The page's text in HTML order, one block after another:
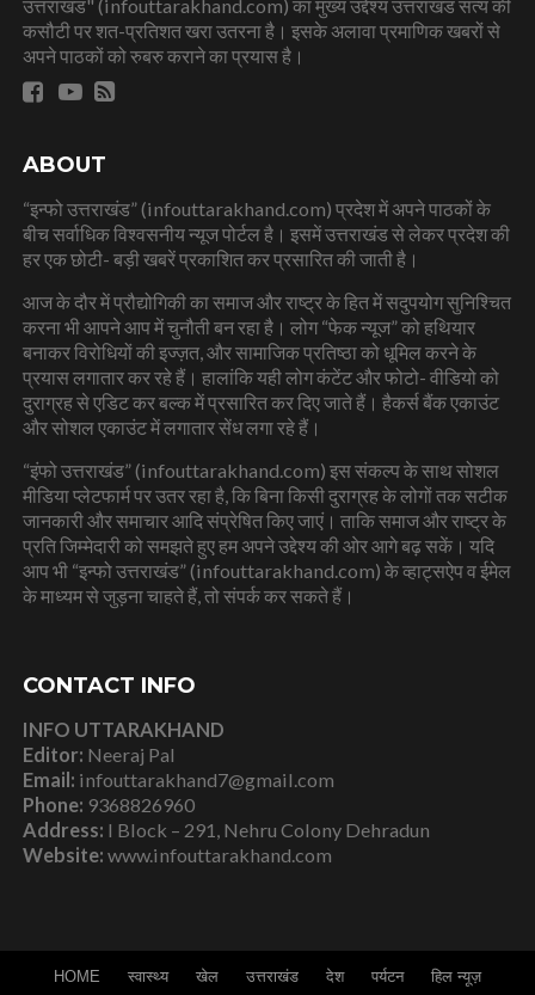
उत्तराखंड" (infouttarakhand.com) का मुख्य उद्देश्य उत्तराखंड सत्य की
कसौटी पर शत-प्रतिशत खरा उतरना है। इसके अलावा प्रमाणिक खबरों से
अपने पाठकों को रुबरु कराने का प्रयास है।
ABOUT
“इन्फो उत्तराखंड” (infouttarakhand.com) प्रदेश में अपने पाठकों के
बीच सर्वाधिक विश्वसनीय न्यूज पोर्टल है। इसमें उत्तराखंड से लेकर प्रदेश की
हर एक छोटी- बड़ी खबरें प्रकाशित कर प्रसारित की जाती है।
आज के दौर में प्रौद्योगिकी का समाज और राष्ट्र के हित में सदुपयोग सुनिश्चित
करना भी आपने आप में चुनौती बन रहा है। लोग “फेक न्यूज” को हथियार
बनाकर विरोधियों की इज्ज़त, और सामाजिक प्रतिष्ठा को धूमिल करने के
प्रयास लगातार कर रहे हैं। हालांकि यही लोग कंटेंट और फोटो- वीडियो को
दुराग्रह से एडिट कर बल्क में प्रसारित कर दिए जाते हैं। हैकर्स बैंक एकाउंट
और सोशल एकाउंट में लगातार सेंध लगा रहे हैं।
“इंफो उत्तराखंड” (infouttarakhand.com) इस संकल्प के साथ सोशल
मीडिया प्लेटफार्म पर उतर रहा है, कि बिना किसी दुराग्रह के लोगों तक सटीक
जानकारी और समाचार आदि संप्रेषित किए जाएं। ताकि समाज और राष्ट्र के
प्रति जिम्मेदारी को समझते हुए हम अपने उद्देश्य की ओर आगे बढ़ सकें। यदि
आप भी “इन्फो उत्तराखंड” (infouttarakhand.com) के व्हाट्सऐप व ईमेल
के माध्यम से जुड़ना चाहते हैं, तो संपर्क कर सकते हैं।
CONTACT INFO
INFO UTTARAKHAND
Editor: Neeraj Pal
Email: infouttarakhand7@gmail.com
Phone: 9368826960
Address: I Block – 291, Nehru Colony Dehradun
Website: www.infouttarakhand.com
HOME स्वास्थ्य खेल उत्तराखंड देश पर्यटन हिल न्यूज़